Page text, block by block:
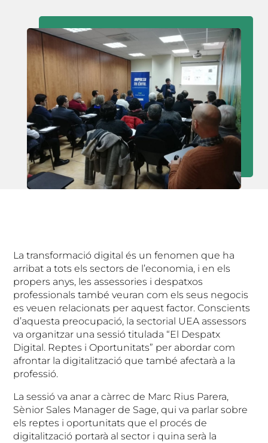
La transformació digital és un fenomen que ha
arribat a tots els sectors de l’economia, i en els
propers anys, les assessories i despatxos
professionals també veuran com els seus negocis
es veuen relacionats per aquest factor. Conscients
d’aquesta preocupació, la sectorial UEA assessors
va organitzar una sessió titulada “El Despatx
Digital. Reptes i Oportunitats” per abordar com
afrontar la digitalització que també afectarà a la
professió.
La sessió va anar a càrrec de Marc Rius Parera,
Sènior Sales Manager de Sage, qui va parlar sobre
els reptes i oportunitats que el procés de
digitalització portarà al sector i quina serà la